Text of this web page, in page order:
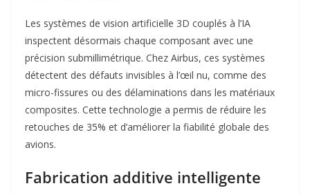
Les systèmes de vision artificielle 3D couplés à l’IA
inspectent désormais chaque composant avec une
précision submillimétrique. Chez Airbus, ces systèmes
détectent des défauts invisibles à l’œil nu, comme des
micro-fissures ou des délaminations dans les matériaux
composites. Cette technologie a permis de réduire les
retouches de 35% et d’améliorer la fiabilité globale des
avions.
Fabrication additive intelligente